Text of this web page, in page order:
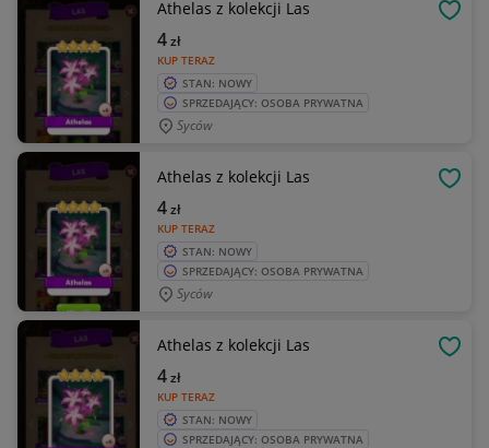
Athelas z kolekcji Las
KUP TERAZ
4zł
STAN: NOWY
SPRZEDAJĄCY: OSOBA PRYWATNA
Syców
Athelas z kolekcji Las
KUP TERAZ
4zł
STAN: NOWY
SPRZEDAJĄCY: OSOBA PRYWATNA
Syców
Athelas z kolekcji Las
KUP TERAZ
4zł
STAN: NOWY
SPRZEDAJĄCY: OSOBA PRYWATNA